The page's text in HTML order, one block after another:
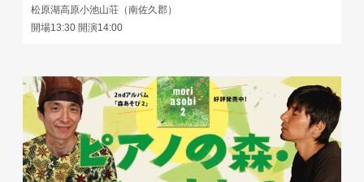
松原湖高原小池山荘（南佐久郡）
開場13:30 開演14:00